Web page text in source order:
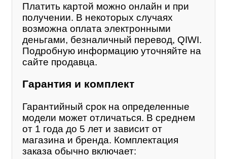
Платить картой можно онлайн и при
получении. В некоторых случаях
возможна оплата электронными
деньгами, безналичный перевод, QIWI.
Подробную информацию уточняйте на
сайте продавца.
Гарантия и комплект
Гарантийный срок на определенные
модели может отличаться. В среднем
от 1 года до 5 лет и зависит от
магазина и бренда. Комплектация
заказа обычно включает: